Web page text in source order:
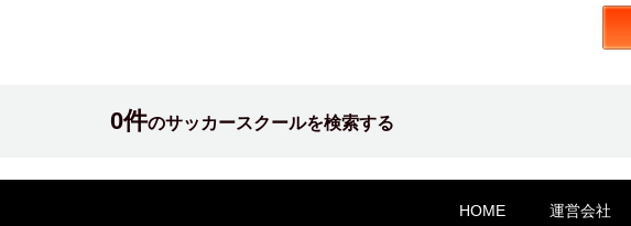
0件のサッカースクールを検索する
HOME 運営会社